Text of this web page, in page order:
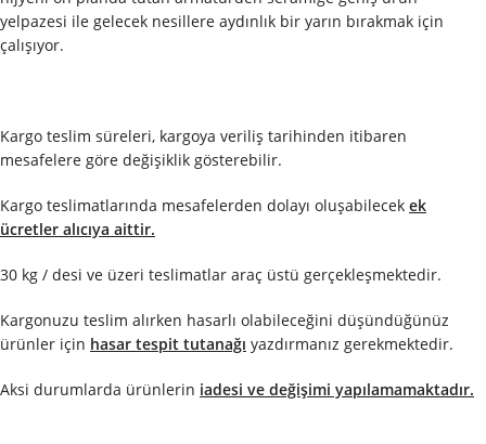
yelpazesi ile gelecek nesillere aydınlık bir yarın bırakmak için
çalışıyor.
Kargo teslim süreleri, kargoya veriliş tarihinden itibaren
mesafelere göre değişiklik gösterebilir.
Kargo teslimatlarında mesafelerden dolayı oluşabilecek ek
ücretler alıcıya aittir.
30 kg / desi ve üzeri teslimatlar araç üstü gerçekleşmektedir.
Kargonuzu teslim alırken hasarlı olabileceğini düşündüğünüz
ürünler için hasar tespit tutanağı yazdırmanız gerekmektedir.
Aksi durumlarda ürünlerin iadesi ve değişimi yapılamamaktadır.